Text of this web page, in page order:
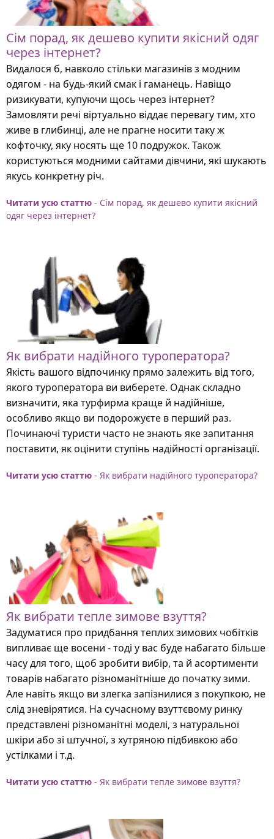
Сім порад, як дешево купити якісний одяг
через інтернет?
Видалося б, навколо стільки магазинів з модним
одягом - на будь-який смак і гаманець. Навіщо
ризикувати, купуючи щось через інтернет?
Замовляти речі віртуально віддає перевагу тим, хто
живе в глибинці, але не прагне носити таку ж
кофточку, яку носять ще 10 подружок. Також
користуються модними сайтами дівчини, які шукають
якусь конкретну річ.
Читати усю статтю - Сім порад, як дешево купити якісний
одяг через інтернет?
Як вибрати надійного туроператора?
Якість вашого відпочинку прямо залежить від того,
якого туроператора ви виберете. Однак складно
визначити, яка турфирма краще й надійніше,
особливо якщо ви подорожуєте в перший раз.
Починаючі туристи часто не знають яке запитання
поставити, як оцінити ступінь надійності організації.
Читати усю статтю - Як вибрати надійного туроператора?
Як вибрати тепле зимове взуття?
Задуматися про придбання теплих зимових чобітків
випливає ще восени - тоді у вас буде набагато більше
часу для того, щоб зробити вибір, та й асортименти
товарів набагато різноманітніше до початку зими.
Але навіть якщо ви злегка запізнилися з покупкою, не
слід зневірятися. На сучасному взуттєвому ринку
представлені різноманітні моделі, з натуральної
шкіри або зі штучної, з хутряною підбивкою або
устілками і т.д.
Читати усю статтю - Як вибрати тепле зимове взуття?